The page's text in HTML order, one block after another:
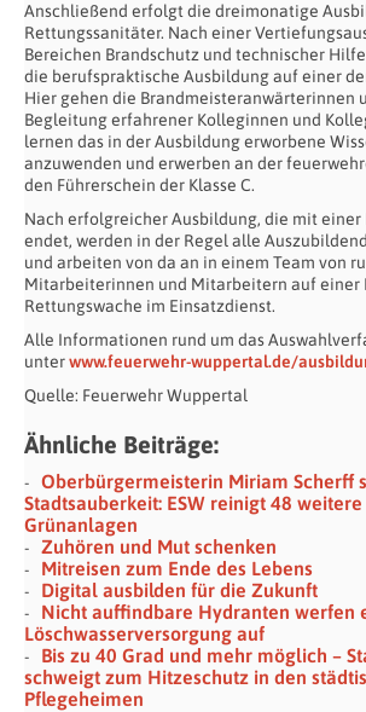
Anschließend erfolgt die dreimonatige
Rettungssanitäter. Nach einer
Bereichen Brandschutz und technischer
die berufspraktische Ausbildung auf einer
Hier gehen die Brandmeisteranwärterinnen
Begleitung erfahrener Kolleginnen und
lernen das in der Ausbildung erworbene
anzuwenden und erwerben an der
den Führerschein der Klasse C.
Nach erfolgreicher Ausbildung, die mit
endet, werden in der Regel alle
und arbeiten von da an in einem Team von
Mitarbeiterinnen und Mitarbeitern auf einer
Rettungswache im Einsatzdienst.
Alle Informationen rund um das
unterwww.feuerwehr-wuppertal.de/
Quelle: Feuerwehr Wuppertal
Ähnliche Beiträge:
Oberbürgermeisterin Miriam Scherff
Stadtsauberkeit: ESW reinigt 48
Grünanlagen
Zuhören und Mut schenken
Mitreisen zum Ende des Lebens
Digital ausbilden für die Zukunft
Nicht auffindbare Hydranten werfen
Löschwasserversorgung auf
Bis zu 40 Grad und mehr möglich –
schweigt zum Hitzeschutz in den
Pflegeheimen